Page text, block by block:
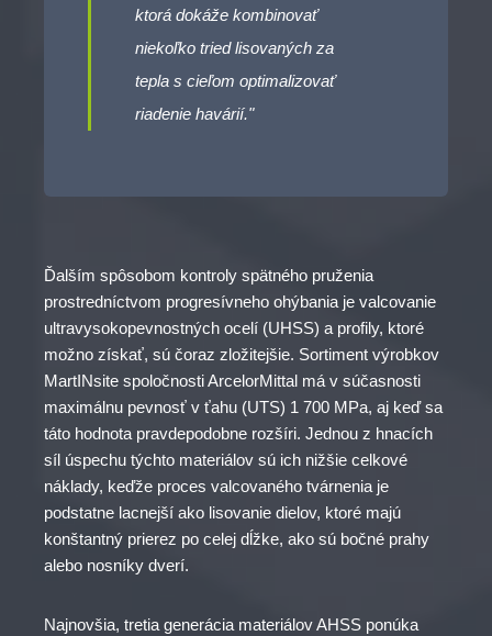
ktorá dokáže kombinovať
niekoľko tried lisovaných za
tepla s cieľom optimalizovať
riadenie havárií."
Ďalším spôsobom kontroly spätného pruženia
prostredníctvom progresívneho ohýbania je valcovanie
ultravysokopevnostných ocelí (UHSS) a profily, ktoré
možno získať, sú čoraz zložitejšie. Sortiment výrobkov
MartINsite spoločnosti ArcelorMittal má v súčasnosti
maximálnu pevnosť v ťahu (UTS) 1 700 MPa, aj keď sa
táto hodnota pravdepodobne rozšíri. Jednou z hnacích
síl úspechu týchto materiálov sú ich nižšie celkové
náklady, keďže proces valcovaného tvárnenia je
podstatne lacnejší ako lisovanie dielov, ktoré majú
konštantný prierez po celej dĺžke, ako sú bočné prahy
alebo nosníky dverí.
Najnovšia, tretia generácia materiálov AHSS ponúka